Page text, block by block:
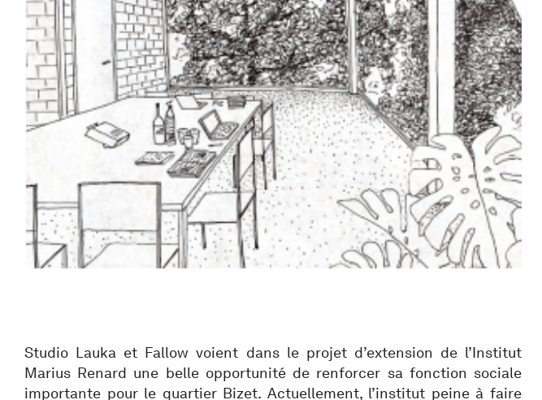
Studio Lauka et Fallow voient dans le projet d’extension de l’Institut
Marius Renard une belle opportunité de renforcer sa fonction sociale
importante pour le quartier Bizet. Actuellement, l’institut peine à faire